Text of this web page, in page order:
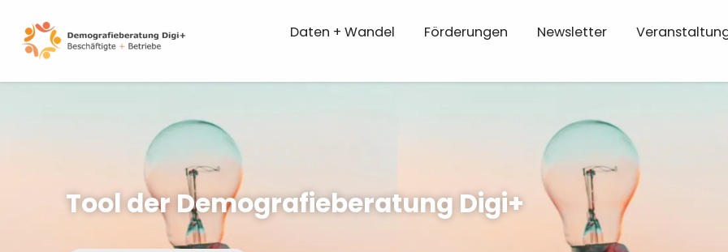
content
Daten + Wandel Förderungen Newsletter
Tool der Demografieberatung Digi+